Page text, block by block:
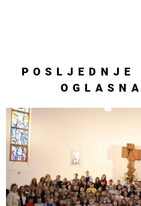
POSLJEDNJE